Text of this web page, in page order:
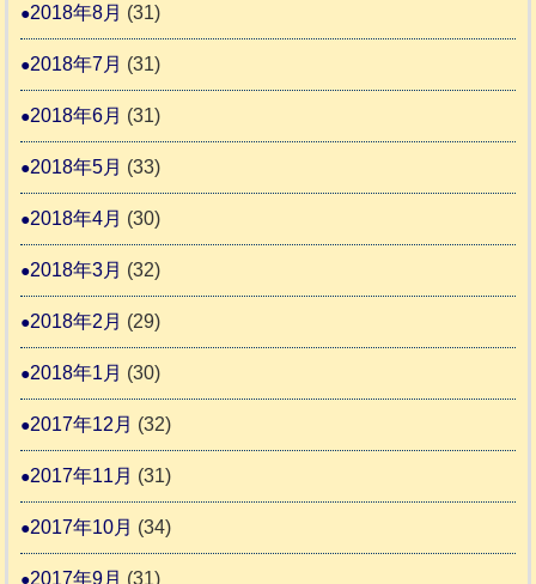
2018年8月 (31)
2018年7月 (31)
2018年6月 (31)
2018年5月 (33)
2018年4月 (30)
2018年3月 (32)
2018年2月 (29)
2018年1月 (30)
2017年12月 (32)
2017年11月 (31)
2017年10月 (34)
2017年9月 (31)